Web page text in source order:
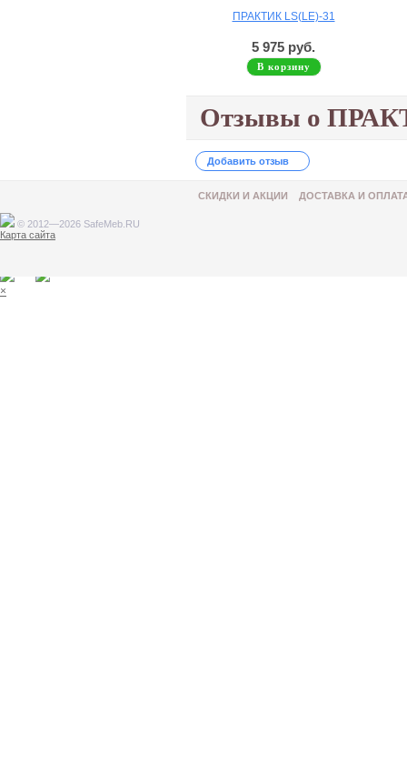
ПРАКТИК LS(LE)-31
5 975 руб.
В корзину
Отзывы о
Добавить отзыв
© 2012—2026 SafeMeb.RU
Карта сайта
СКИДКИ И АКЦИИ ДОСТАВКА И
×